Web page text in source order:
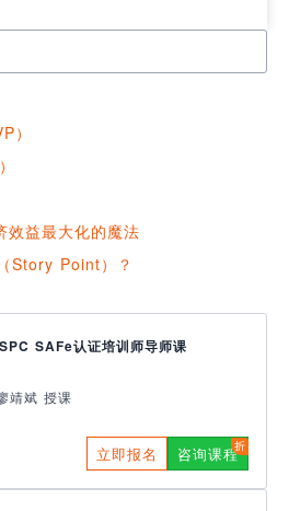
）
效益最大化的魔法
Story Point）？
SAFe认证培训师导师课
靖斌 授课
立即报名 咨询课程